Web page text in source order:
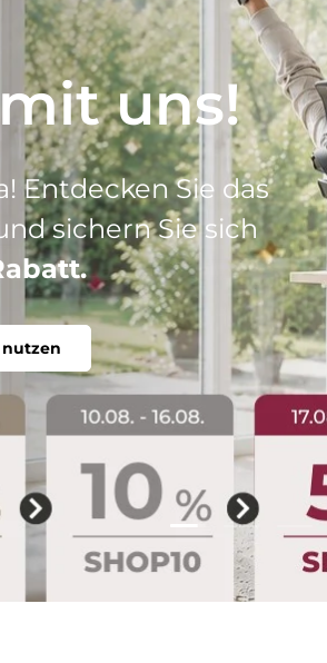
Ihr perfekter
individuell.
Folie laden 1
Folie